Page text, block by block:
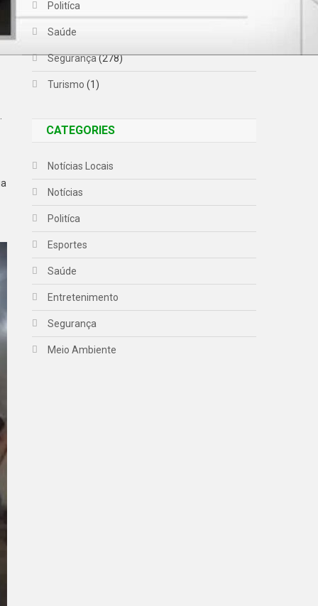
Politíca
Saúde
Segurança(278)
Turismo (1)
CATEGORIES
Notícias Locais
Notícias
Politíca
Esportes
Saúde
Entretenimento
Segurança
Meio Ambiente